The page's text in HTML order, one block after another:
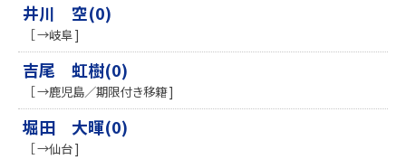
井川 空(0)
［ →岐阜 ]
吉尾 虹樹(0)
［ →鹿児島／期限付き移籍 ]
堀田 大暉(0)
［ →仙台 ]